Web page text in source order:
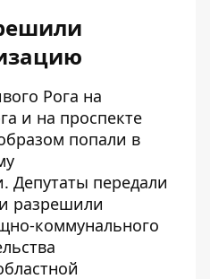
Рога на
и на проспекте
попали в
Депутаты передали
разрешили
коммунального